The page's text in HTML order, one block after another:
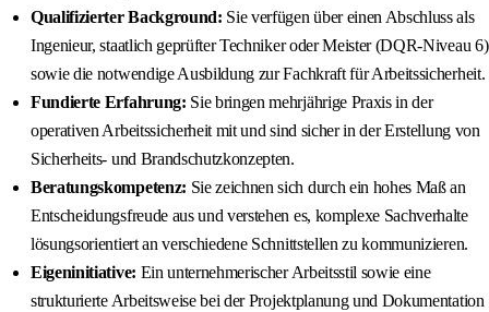
Qualifizierter Background: Sie verfügen über einen Abschluss als
Ingenieur, staatlich geprüfter Techniker oder Meister (DQR-Niveau 6)
sowie die notwendige Ausbildung zur Fachkraft für Arbeitssicherheit.
Fundierte Erfahrung: Sie bringen mehrjährige Praxis in der
operativen Arbeitssicherheit mit und sind sicher in der Erstellung von
Sicherheits- und Brandschutzkonzepten.
Beratungskompetenz: Sie zeichnen sich durch ein hohes Maß an
Entscheidungsfreude aus und verstehen es, komplexe Sachverhalte
lösungsorientiert an verschiedene Schnittstellen zu kommunizieren.
Eigeninitiative: Ein unternehmerischer Arbeitsstil sowie eine
strukturierte Arbeitsweise bei der Projektplanung und Dokumentation